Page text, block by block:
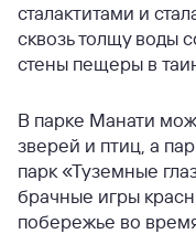
сталактитами и
сквозь толщу воды
стены пещеры в
В парке Манати
зверей и птиц, а
парк «Туземные
брачные игры
побережье во